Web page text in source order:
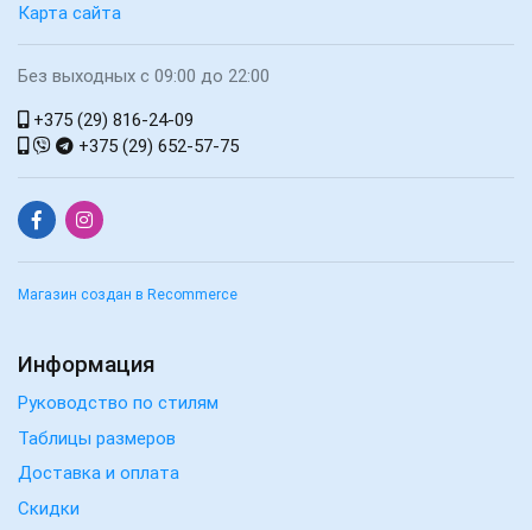
Карта сайта
Без выходных с 09:00 до 22:00
+375 (29) 816-24-09
+375 (29) 652-57-75
Магазин создан в Recommerce
Информация
Руководство по стилям
Таблицы размеров
Доставка и оплата
Скидки